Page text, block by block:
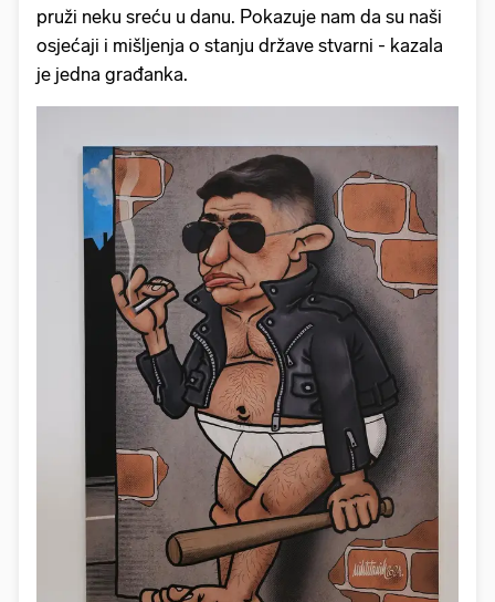
pruži neku sreću u danu. Pokazuje nam da su naši
osjećaji i mišljenja o stanju države stvarni - kazala
je jedna građanka.